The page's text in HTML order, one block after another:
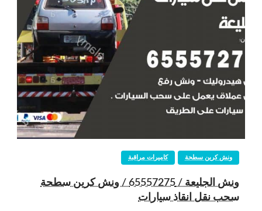
كاميرات مراقبة ونش كرين سطحة
ونش الجليعة / 65557275 / ونش كرين سطحة
سحب نقل انقاذ سيارات